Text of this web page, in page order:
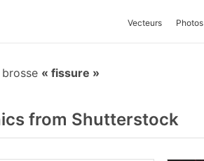
Vecteurs Photos
fissure
from Shutterstock